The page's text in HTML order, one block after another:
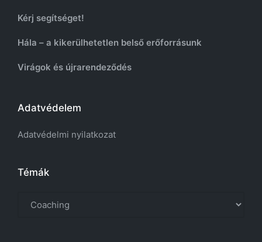
Kérj segítséget!
Hála – a kikerülhetetlen belső erőforrásunk
Virágok és újrarendeződés
Adatvédelem
Adatvédelmi nyilatkozat
Témák